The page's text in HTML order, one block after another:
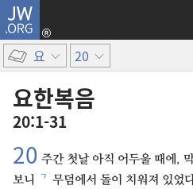
JW.ORG
요 20
요한복음
20:1-31
20 주간 첫날 아직 어두울 때에,
보니
ㄱ 무덤에서 돌이 치워져 있었